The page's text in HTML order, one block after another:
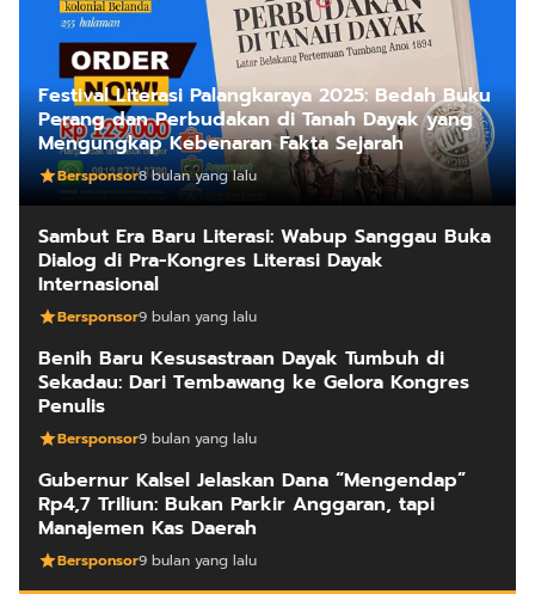
Festival Literasi Palangkaraya 2025: Bedah Buku
Perang dan Perbudakan di Tanah Dayak yang
Mengungkap Kebenaran Fakta Sejarah
Bersponsor8 bulan yang lalu
Sambut Era Baru Literasi: Wabup Sanggau Buka
Dialog di Pra-Kongres Literasi Dayak
Internasional
Bersponsor9 bulan yang lalu
Benih Baru Kesusastraan Dayak Tumbuh di
Sekadau: Dari Tembawang ke Gelora Kongres
Penulis
Bersponsor9 bulan yang lalu
Gubernur Kalsel Jelaskan Dana “Mengendap”
Rp4,7 Triliun: Bukan Parkir Anggaran, tapi
Manajemen Kas Daerah
Bersponsor9 bulan yang lalu